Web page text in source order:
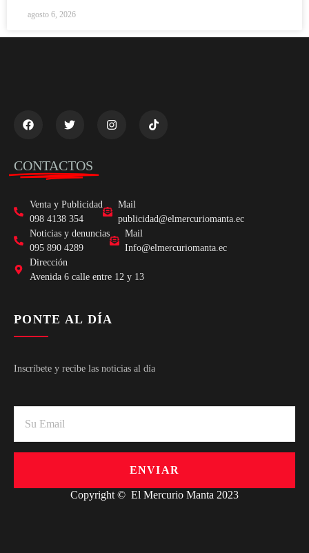
agosto 6, 2026
CONTACTOS
Venta y Publicidad
098 4138 354
Mail
publicidad@elmercuriomanta.ec
Noticias y denuncias
095 890 4289
Mail
Info@elmercuriomanta.ec
Dirección
Avenida 6 calle entre 12 y 13
PONTE AL DÍA
Inscríbete y recibe las noticias al día
ENVIAR
Copyright © El Mercurio Manta 2023